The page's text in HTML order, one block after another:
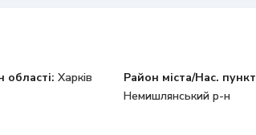
області: Харків
Район міста/Нас.
Немишлянський р-н